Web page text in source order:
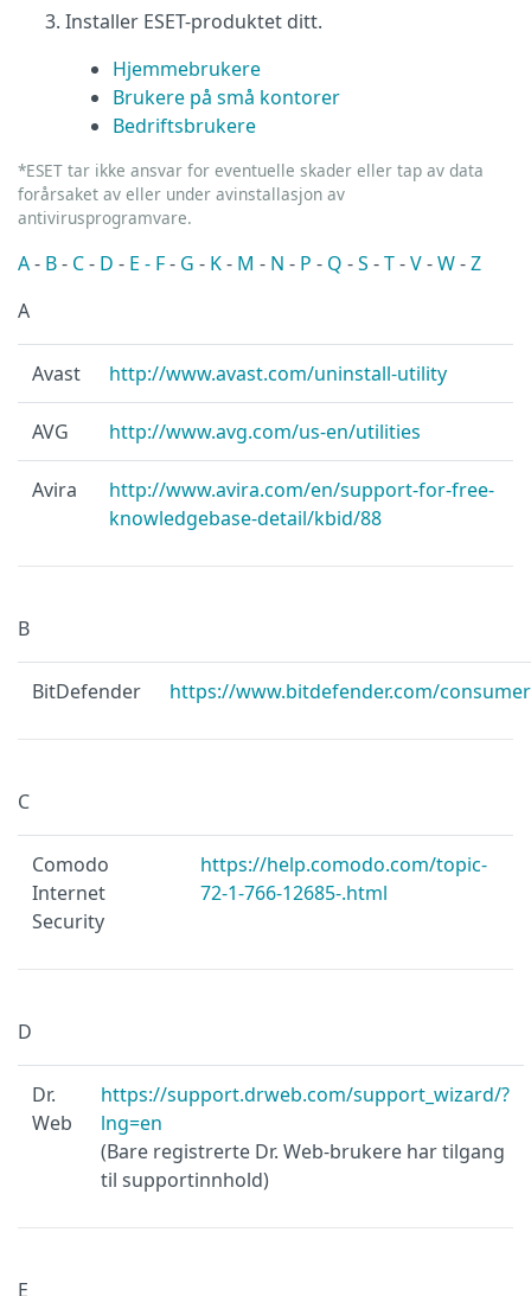
Installer ESET-produktet ditt.
Hjemmebrukere
Brukere på små kontorer
Bedriftsbrukere
*ESET tar ikke ansvar for eventuelle skader eller tap av data
forårsaket av eller under avinstallasjon av
antivirusprogramvare.
A- B- C- D - E - F- G - K- M - N - P - Q -S -T-V-W-Z
A
Avast http://www.avast.com/uninstall-utility
AVG http://www.avg.com/us-en/utilities
Avira
http://www.avira.com/en/support-for-free-
knowledgebase-detail/kbid/88
B
BitDefender https://www.bitdefender.com/
C
Comodo
Internet
Security
https://help.comodo.com/topic-
72-1-766-12685-.html
D
Dr.
Web
https://support.drweb.com/support_wizard/?
lng=en
(Bare registrerte Dr. Web-brukere har tilgang
til supportinnhold)
E